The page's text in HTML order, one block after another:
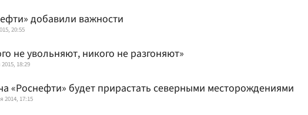
добавили важности
20:55
не увольняют, никого не разгоняют»
18:29
«Роснефти» будет прирастать северными месторождениями
2014, 17:15